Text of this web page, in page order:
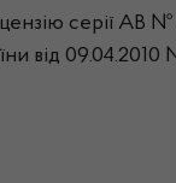
серії АВ №
від 09.04.2010